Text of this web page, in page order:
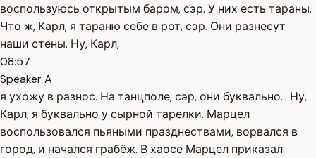
воспользуюсь открытым баром, сэр. У них есть тараны.
Что ж, Карл, я тараню себе в рот, сэр. Они разнесут
наши стены. Ну, Карл,
08:57
Speaker A
я ухожу в разнос. На танцполе, сэр, они буквально... Ну,
Карл, я буквально у сырной тарелки. Марцел
воспользовался пьяными празднествами, ворвался в
город, и начался грабёж. В хаосе Марцел приказал